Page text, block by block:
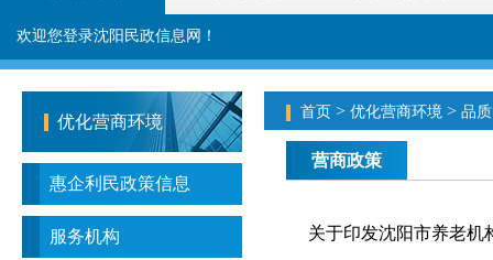
欢迎您登录沈阳民政信息网！
优化营商环境
惠企利民政策信息
服务机构
首页 > 优化营商环境 > 品
营商政策
关于印发沈阳市养老机